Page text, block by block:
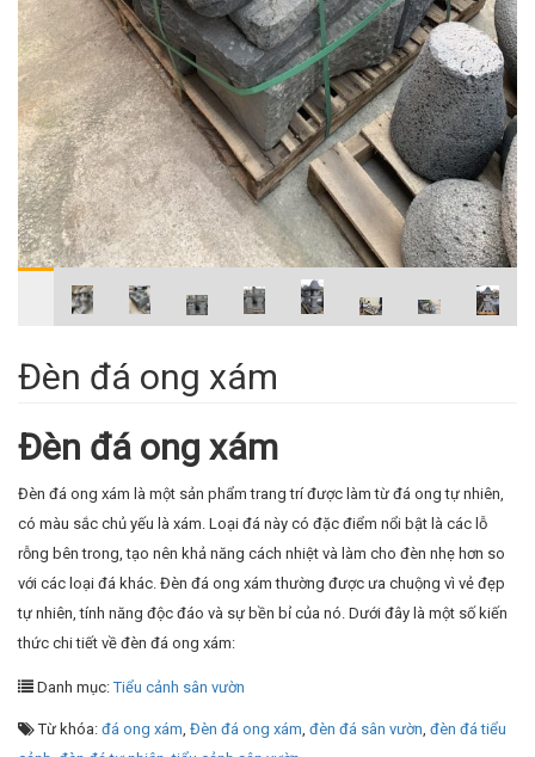
Đèn đá ong xám
Đèn đá ong xám
Đèn đá ong xám là một sản phẩm trang trí được làm từ đá ong tự nhiên,
có màu sắc chủ yếu là xám. Loại đá này có đặc điểm nổi bật là các lỗ
với các loại đá khác. Đèn đá ong xám thường được ưa chuộng vì vẻ đẹp
tự nhiên, tính năng độc đáo và sự bền bỉ của nó. Dưới đây là một số kiến
thức chi tiết về đèn đá ong xám:
Từ khóa: đá ong xám , Đèn đá ong xám , đèn đá sân vườn, đèn đá tiểu
cảnh , đèn đá tự nhiên, tiểu cảnh sân vườn
GIỚI THIỆU
Tiểu cảnh sân vườn